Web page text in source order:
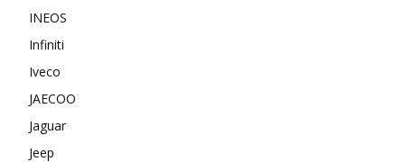
INEOS
Infiniti
Iveco
JAECOO
Jaguar
Jeep